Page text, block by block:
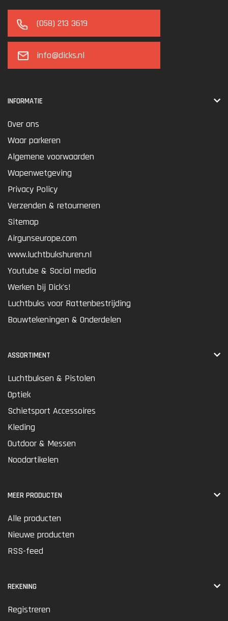
(058) 213 3619
info@dicks.nl
INFORMATIE
Over ons
Waar parkeren
Algemene voorwaarden
Wapenwetgeving
Privacy Policy
Verzenden & retourneren
Sitemap
Airgunseurope.com
www.luchtbukshuren.nl
Youtube & Social media
Werken bij Dick's!
Luchtbuks voor Rattenbestrijding
Bouwtekeningen & Onderdelen
ASSORTIMENT
Luchtbuksen & Pistolen
Optiek
Schietsport Accessoires
Kleding
Outdoor & Messen
Noodartikelen
MEER PRODUCTEN
Alle producten
Nieuwe producten
RSS-feed
REKENING
Registreren